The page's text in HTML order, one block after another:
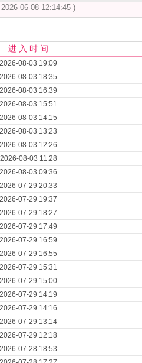
2026-06-08 12:14:45 )
进 入 时 间
2026-08-03 19:09
2026-08-03 18:35
2026-08-03 16:39
2026-08-03 15:51
2026-08-03 14:15
2026-08-03 13:23
2026-08-03 12:26
2026-08-03 11:28
2026-08-03 09:36
2026-07-29 20:33
2026-07-29 19:37
2026-07-29 18:27
2026-07-29 17:49
2026-07-29 16:59
2026-07-29 16:55
2026-07-29 15:31
2026-07-29 15:00
2026-07-29 14:19
2026-07-29 14:16
2026-07-29 13:14
2026-07-29 12:18
2026-07-28 18:53